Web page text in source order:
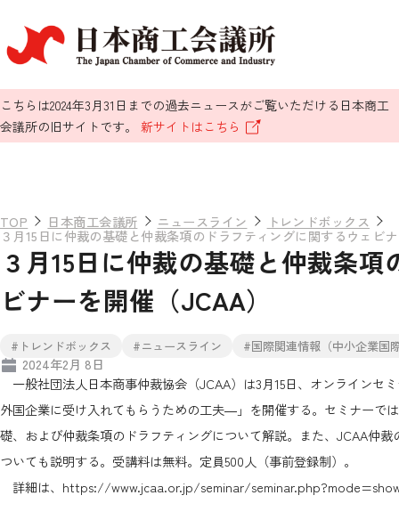
こちらは2024年3月31日までの過去ニュースがご覧いただける日本商工
会議所の旧サイトです。 新サイトはこちら
TOP 日本商工会議所 ニュースライン トレンドボックス
３月15日に仲裁の基礎と仲裁条項のドラフティングに関するウェビ
３月15日に仲裁の基礎と仲裁条
ビナーを開催（JCAA）
#トレンドボックス #ニュースライン #国際関連情報（中小企業国
2024年2月 8日
一般社団法人日本商事仲裁協会（JCAA）は3月15日、オンライン
外国企業に受け入れてもらうための工夫―」を開催する。セミナーで
礎、および仲裁条項のドラフティングについて解説。また、JCAA仲
ついても説明する。受講料は無料。定員500人（事前登録制）。
詳細は、 https://www.jcaa.or.jp/seminar/